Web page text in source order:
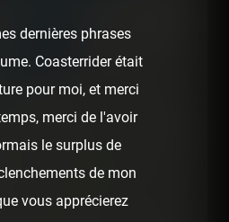
dernières phrases
Coasterrider était
pour moi, et merci
merci de l'avoir
le surplus de
de mon
vous apprécierez